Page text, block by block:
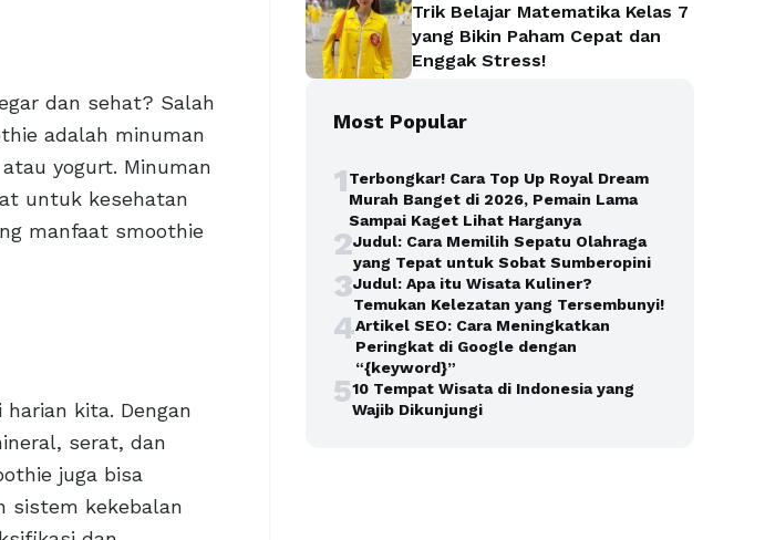
dan sehat? Salah
adalah minuman
yogurt. Minuman
untuk kesehatan
manfaat smoothie
kita. Dengan
serat, dan
juga bisa
sistem kekebalan
Trik Belajar Matematika Kelas 7
yang Bikin Paham Cepat dan
Enggak Stress!
Most Popular
1Terbongkar! Cara Top Up Royal Dream
Murah Banget di 2026, Pemain Lama
Sampai Kaget Lihat Harganya
2Judul: Cara Memilih Sepatu Olahraga
yang Tepat untuk Sobat Sumberopini
3Judul: Apa itu Wisata Kuliner?
Temukan Kelezatan yang Tersembunyi!
4Artikel SEO: Cara Meningkatkan
Peringkat di Google dengan
“{keyword}”
510 Tempat Wisata di Indonesia yang
Wajib Dikunjungi